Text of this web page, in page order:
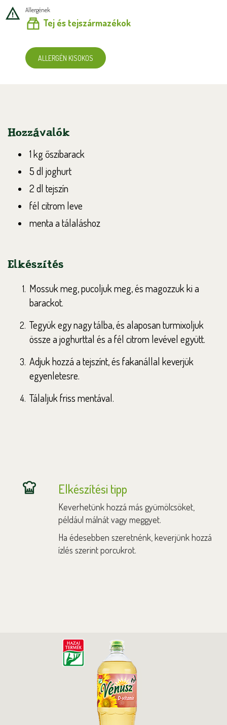
Allergének
Tej és tejszármazékok
ALLERGÉN KISOKOS
Hozzávalók
1 kg őszibarack
5 dl joghurt
2 dl tejszín
fél citrom leve
menta a tálaláshoz
Elkészítés
Mossuk meg, pucoljuk meg, és magozzuk ki a
barackot.
Tegyük egy nagy tálba, és alaposan turmixoljuk
össze a joghurttal és a fél citrom levével együtt.
Adjuk hozzá a tejszínt, és fakanállal keverjük
egyenletesre.
Tálaljuk friss mentával.
Elkészítési tipp
Keverhetünk hozzá más gyümölcsöket,
például málnát vagy meggyet.
Ha édesebben szeretnénk, keverjünk hozzá
ízlés szerint porcukrot.